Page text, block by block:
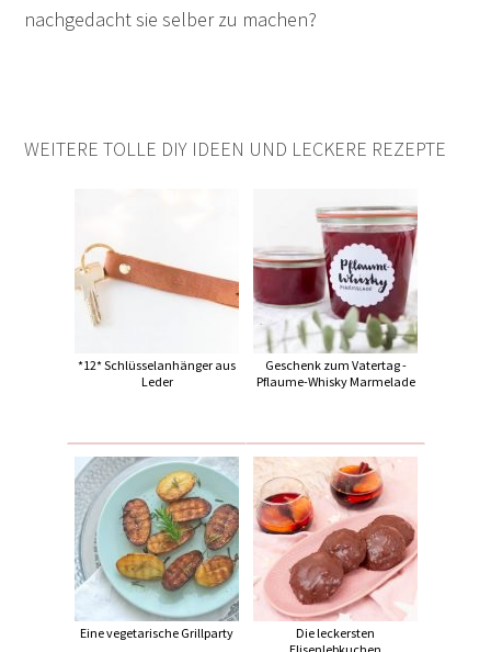
nachgedacht sie selber zu machen?
WEITERE TOLLE DIY IDEEN UND LECKERE REZEPTE
*12* Schlüsselanhänger aus
Leder
Geschenk zum Vatertag -
Pflaume-Whisky Marmelade
Eine vegetarische Grillparty
Die leckersten